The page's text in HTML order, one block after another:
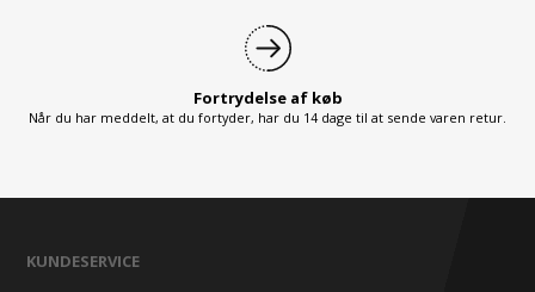
Fortrydelse af køb
Når du har meddelt, at du fortyder, har du 14 dage til at sende varen retur.
KUNDESERVICE